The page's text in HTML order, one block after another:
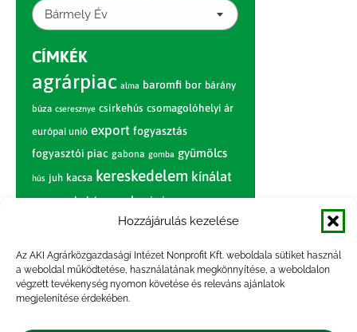
Hozzájárulás kezelése
Az AKI Agrárközgazdasági Intézet Nonprofit Kft. weboldala sütiket használ
a weboldal működtetése, használatának megkönnyítése, a weboldalon
végzett tevékenység nyomon követése és releváns ajánlatok
megjelenítése érdekében.
Bármely Év
CÍMKÉK
agrárpiac alma baromfi bor bárány
búza cseresznye csirkehús csomagolóhelyi ár
európai unió export fogyasztás
fogyasztói piac gabona gomba gyümölcs
hús juh kacsa kereskedelem kínálat
körte marhahús nagybani piac narancs
nemzetközi árinformációk
paradicsom piac piaci jelentés
pulyka pulykahús sertés sertéshús
szarvasmarha termelés
termelői